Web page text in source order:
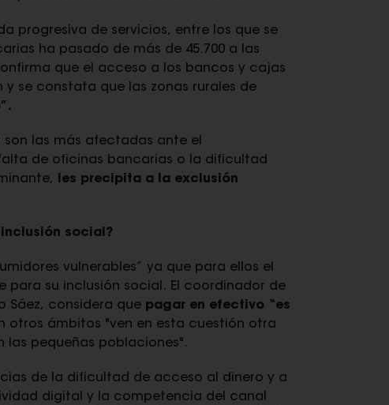
progresiva de servicios, entre los que se
ha pasado de más de 45.700 a las
que el acceso a los bancos y cajas
se constata que las zonas rurales de
son las más afectadas ante el
de oficinas bancarias o la dificultad
les precipita a la exclusión
social?
vulnerables” ya que para ellos el
su inclusión social. El coordinador de
Sáez, considera que pagar en efectivo “es
otros ámbitos "ven en esta cuestión otra
las pequeñas poblaciones".
de la dificultad de acceso al dinero y a
digital y la competencia del canal